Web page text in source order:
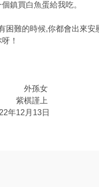
鎮買白魚蛋給我吃。
困難的時候,你都會出來
！
日